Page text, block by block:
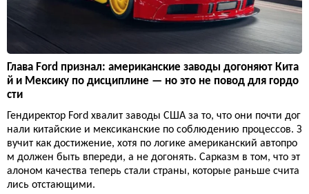
Глава Ford признал: американские заводы догоняют Кита
й и Мексику по дисциплине — но это не повод для гордо
сти
Гендиректор Ford хвалит заводы США за то, что они почти дог
нали китайские и мексиканские по соблюдению процессов. З
вучит как достижение, хотя по логике американский автопро
м должен быть впереди, а не догонять. Сарказм в том, что эт
алоном качества теперь стали страны, которые раньше счита
лись отстающими.